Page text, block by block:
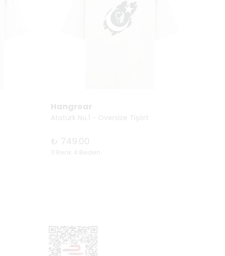
Hangroar
Atatürk No.1 - Oversize Tişört
₺ 749.00
11 Renk 4 Beden